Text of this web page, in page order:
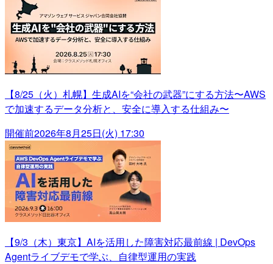
【8/25（火）札幌】生成AIを“会社の武器”にする方法〜AWS
で加速するデータ分析と、安全に導入する仕組み〜
開催前2026年8月25日(火) 17:30
【9/3（木）東京】AIを活用した障害対応最前線 | DevOps
Agentライブデモで学ぶ、自律型運用の実践